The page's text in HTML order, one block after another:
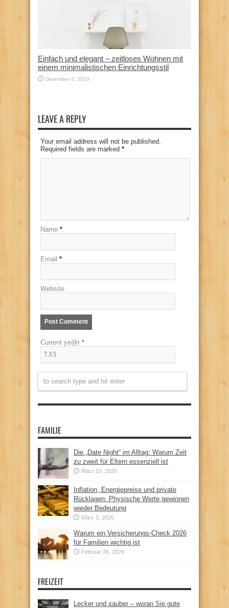
Einfach und elegant – zeitloses Wohnen mit
einem minimalistischen Einrichtungsstil
Dezember 4, 2023
LEAVE A REPLY
Your email address will not be published.
Required fields are marked *
Name *
Email *
Website
Current ye@r *
FAMILIE
Die „Date Night“ im Alltag: Warum Zeit
zu zweit für Eltern essenziell ist
März 12, 2026
Inflation, Energiepreise und private
Rücklagen: Physische Werte gewinnen
wieder Bedeutung
März 3, 2026
Warum ein Versicherungs-Check 2026
für Familien wichtig ist
Februar 26, 2026
FREIZEIT
Lecker und sauber – woran Sie gute